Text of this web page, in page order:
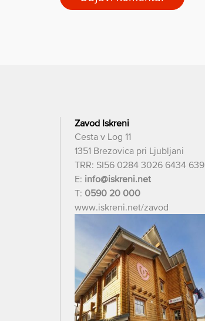
Zavod Iskreni
Cesta v Log 11
1351 Brezovica pri Ljubljani
TRR: SI56 0284 3026 6434 639
E: info@iskreni.net
T: 0590 20 000
www.iskreni.net/zavod